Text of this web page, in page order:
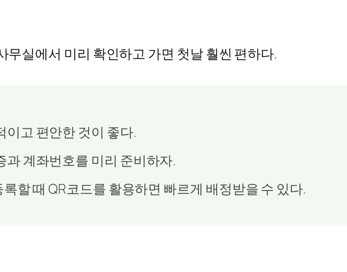
무실에서 미리 확인하고 가면 첫날 훨씬 편하다.
이고 편안한 것이 좋다.
과 계좌번호를 미리 준비하자.
할 때 QR코드를 활용하면 빠르게 배정받을 수 있다.